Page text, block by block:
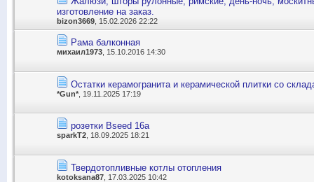
изготовление на заказ.
bizon3669 , 15.02.2026 22:22
Рама балконная
михаил1973 , 15.10.2016 14:30
Остатки керамогранита и керамической плитки со
*Gun* , 19.11.2025 17:19
розетки Bseed 16а
sparkT2 , 18.09.2025 18:21
Твердотопливные котлы отопления
kotoksana87 , 17.03.2025 10:42